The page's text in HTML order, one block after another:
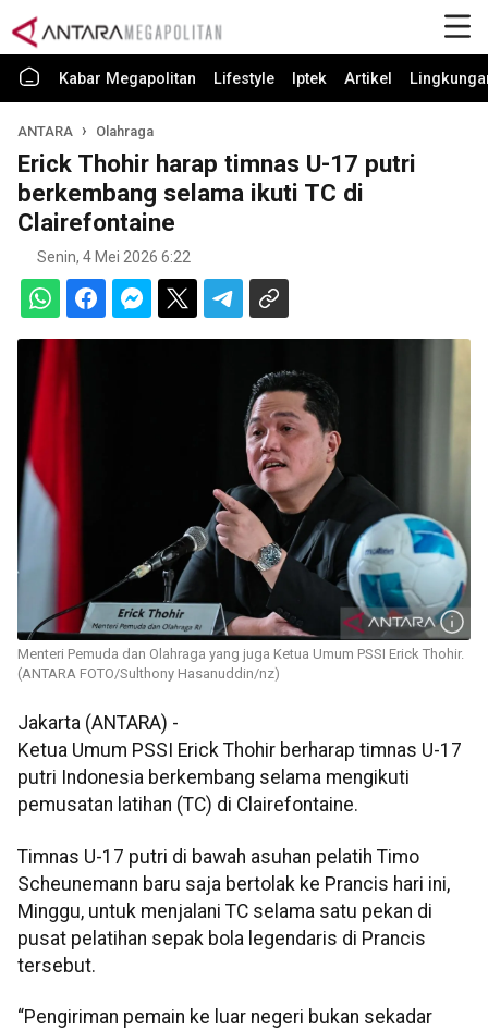
Kabar Megapolitan Lifestyle Iptek Artikel
ANTARA Olahraga
Erick Thohir harap timnas U-17 putri
berkembang selama ikuti TC di
Clairefontaine
Senin, 4 Mei 2026 6:22
Menteri Pemuda dan Olahraga yang juga Ketua Umum PSSI Erick Thohir.
(ANTARA FOTO/Sulthony Hasanuddin/nz)
Jakarta (ANTARA) -
Ketua Umum PSSI Erick Thohir berharap timnas U-17
putri Indonesia berkembang selama mengikuti
pemusatan latihan (TC) di Clairefontaine.
Timnas U-17 putri di bawah asuhan pelatih Timo
Scheunemann baru saja bertolak ke Prancis hari ini,
Minggu, untuk menjalani TC selama satu pekan di
pusat pelatihan sepak bola legendaris di Prancis
tersebut.
“Pengiriman pemain ke luar negeri bukan sekadar